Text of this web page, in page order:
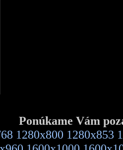
Ponúkame Vám
1280x800 1280x853